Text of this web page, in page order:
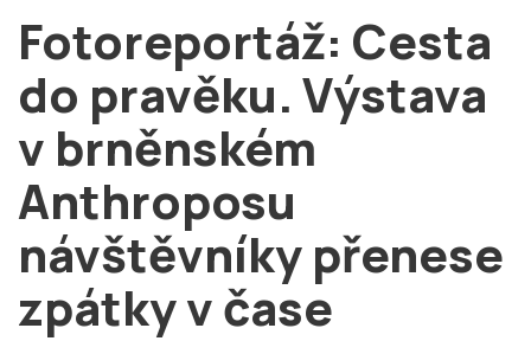
# Brno
# volby
login PŘIHLÁSIT SE
Zapomněli jste heslo?
Fotoreportáž: Cesta
do pravěku. Výstava
v brněnském
Anthroposu
návštěvníky přenese
zpátky v čase